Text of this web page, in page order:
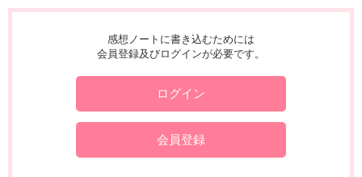
感想ノートに書き込むためには
会員登録及びログインが必要です。
ログイン
会員登録